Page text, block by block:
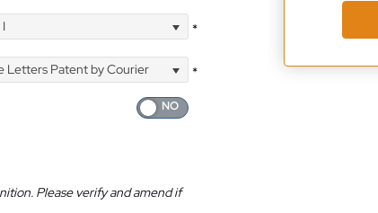
*
Letters Patent by Courier
*
Please verify and amend if